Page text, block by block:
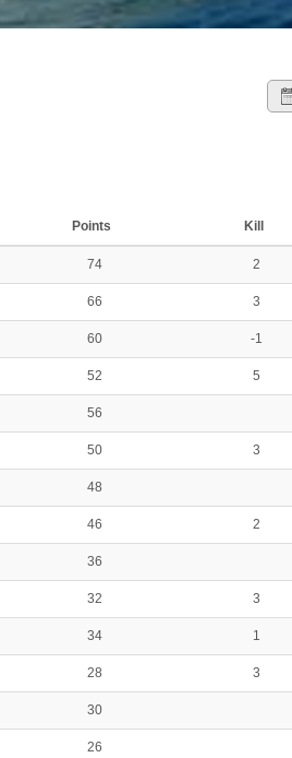
Points Kill
74 2
66 3
60 -1
52 5
56
50 3
48
46 2
36
32 3
34 1
28 3
30
26